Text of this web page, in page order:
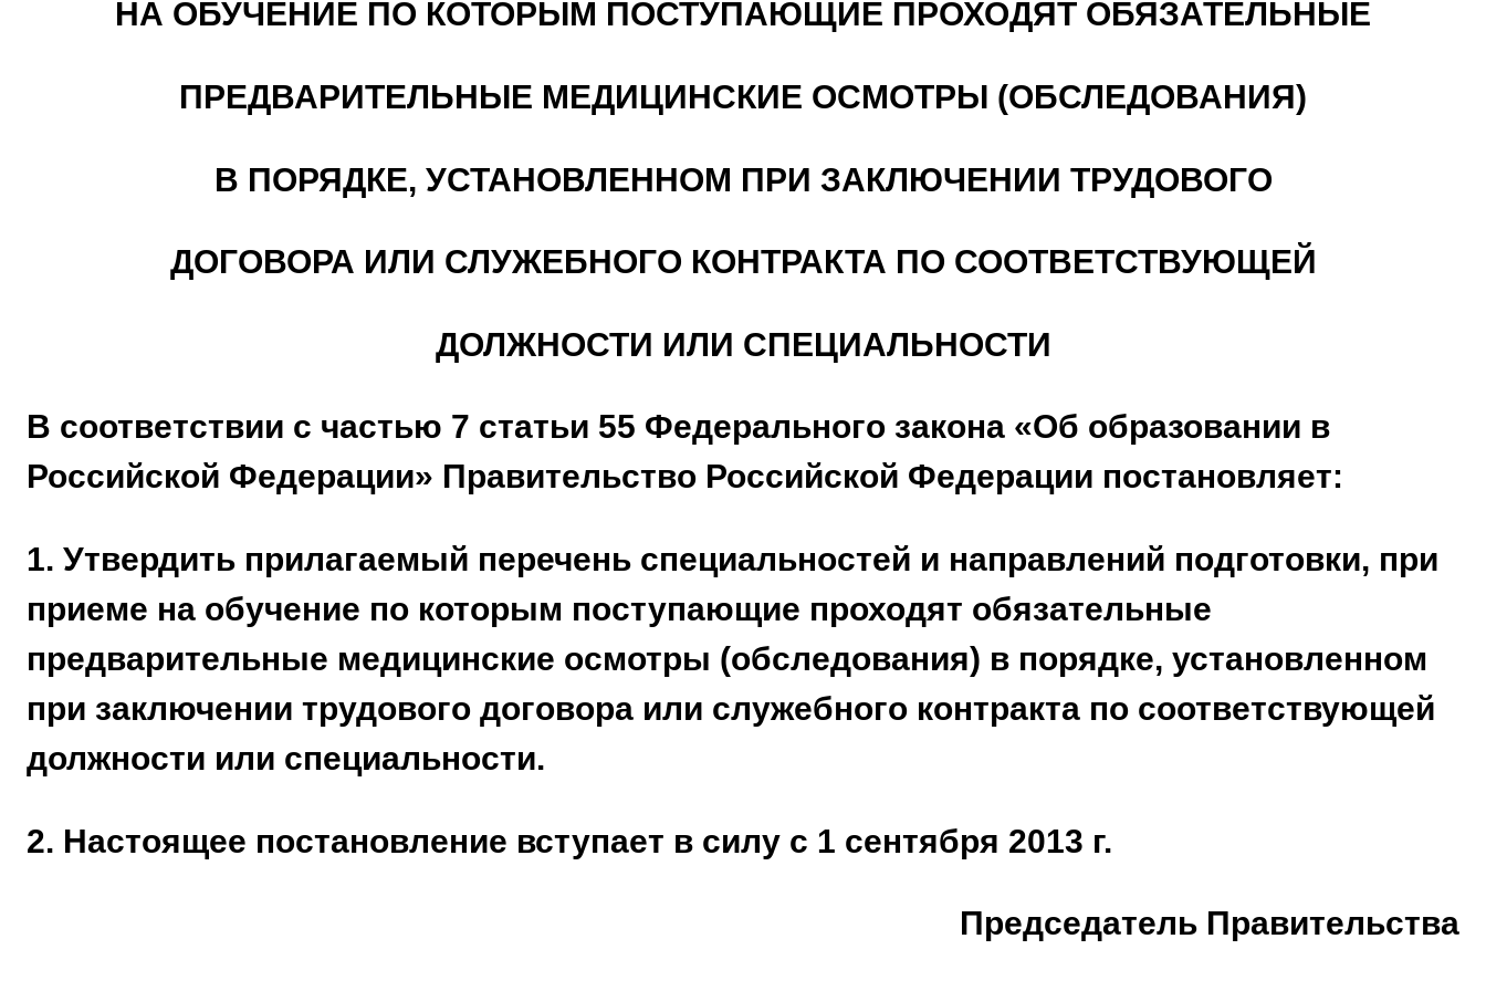
НА ОБУЧЕНИЕ ПО КОТОРЫМ ПОСТУПАЮЩИЕ ПРОХОДЯТ ОБЯЗАТЕЛЬНЫЕ
ПРЕДВАРИТЕЛЬНЫЕ МЕДИЦИНСКИЕ ОСМОТРЫ (ОБСЛЕДОВАНИЯ)
В ПОРЯДКЕ, УСТАНОВЛЕННОМ ПРИ ЗАКЛЮЧЕНИИ ТРУДОВОГО
ДОГОВОРА ИЛИ СЛУЖЕБНОГО КОНТРАКТА ПО СООТВЕТСТВУЮЩЕЙ
ДОЛЖНОСТИ ИЛИ СПЕЦИАЛЬНОСТИ
В соответствии с частью 7 статьи 55 Федерального закона «Об образовании в
Российской Федерации» Правительство Российской Федерации постановляет:
1. Утвердить прилагаемый перечень специальностей и направлений подготовки, при
приеме на обучение по которым поступающие проходят обязательные
предварительные медицинские осмотры (обследования) в порядке, установленном
при заключении трудового договора или служебного контракта по соответствующей
должности или специальности.
2. Настоящее постановление вступает в силу с 1 сентября 2013 г.
Председатель Правительства